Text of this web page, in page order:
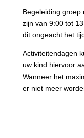
Begeleiding groep
zijn van 9:00 tot
dit ongeacht het
Activiteitendagen
uw kind hiervoor
Wanneer het
er niet meer